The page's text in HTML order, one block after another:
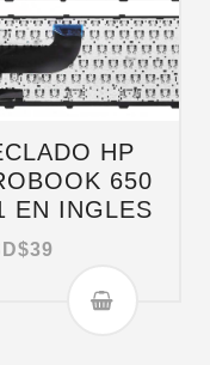
HP
650
EN INGLES
39